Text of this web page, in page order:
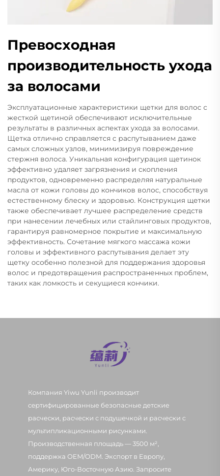
Превосходная
производительность ухода
за волосами
Эксплуатационные характеристики щетки для волос с
жесткой щетиной обеспечивают исключительные
результаты в различных аспектах ухода за волосами.
Щетка отлично справляется с распутыванием даже
самых сложных узлов, минимизируя повреждение
стержня волоса. Уникальная конфигурация щетинок
эффективно удаляет загрязнения и скопления
продуктов, одновременно распределяя натуральные
масла от кожи головы до кончиков волос, способствуя
естественному блеску и здоровью. Конструкция щетки
также обеспечивает лучшее распределение средств
при нанесении лечебных или стайлинговых продуктов,
гарантируя равномерное покрытие и максимальную
эффективность. Сочетание мягкого массажа кожи
головы и эффективного распутывания делает эту
щетку особенно полезной для поддержания здоровья
волос и предотвращения распространенных проблем,
таких как ломкость и секущиеся кончики.
Компания Yiwu Yunli производит
сертифицированные безопасные детские
расчески, расчески с подушечкой и расчески с
мультипликационными рисунками.
Производственная площадь — 3500 м²,
поддержка OEM/ODM. Экспорт в Европу,
Америку, Юго-Восточную Азию. Запросите